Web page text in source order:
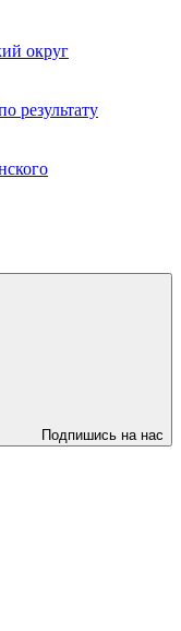
округ
результату
Подпишись на нас